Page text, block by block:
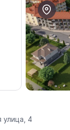
улица, 4